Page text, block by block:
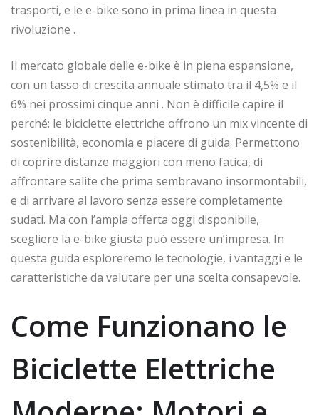
trasporti, e le e-bike sono in prima linea in questa
rivoluzione .
Il mercato globale delle e-bike è in piena espansione,
con un tasso di crescita annuale stimato tra il 4,5% e il
6% nei prossimi cinque anni . Non è difficile capire il
perché: le biciclette elettriche offrono un mix vincente di
sostenibilità, economia e piacere di guida. Permettono
di coprire distanze maggiori con meno fatica, di
affrontare salite che prima sembravano insormontabili,
e di arrivare al lavoro senza essere completamente
sudati. Ma con l’ampia offerta oggi disponibile,
scegliere la e-bike giusta può essere un’impresa. In
questa guida esploreremo le tecnologie, i vantaggi e le
caratteristiche da valutare per una scelta consapevole.
Come Funzionano le
Biciclette Elettriche